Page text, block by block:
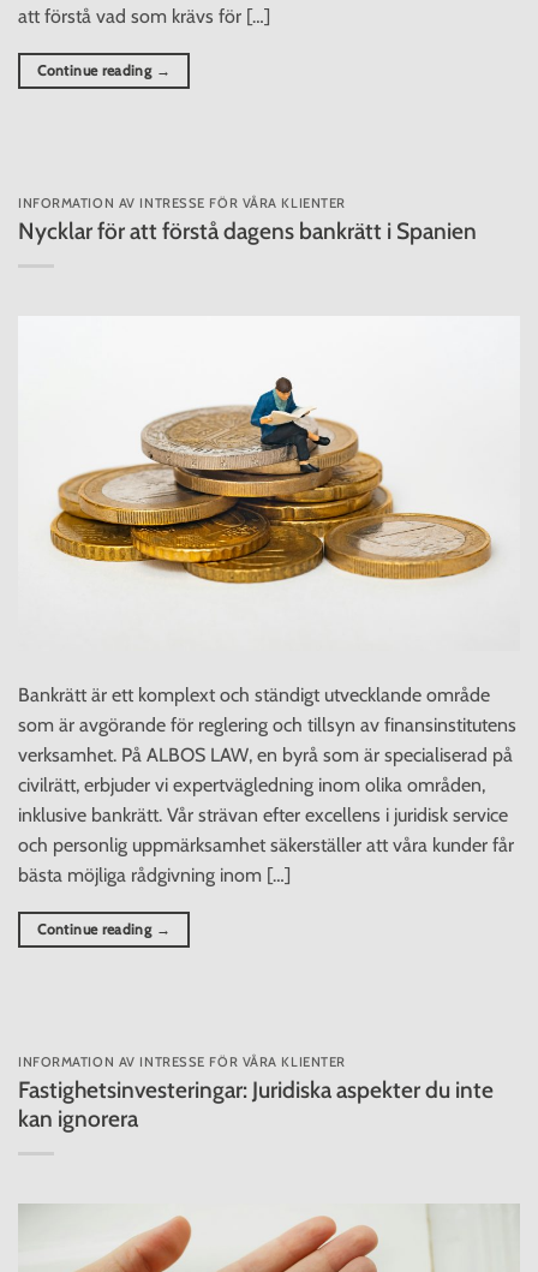
att förstå vad som krävs för […]
Continue reading →
INFORMATION AV INTRESSE FÖR VÅRA KLIENTER
Nycklar för att förstå dagens bankrätt i Spanien
Bankrätt är ett komplext och ständigt utvecklande område
som är avgörande för reglering och tillsyn av finansinstitutens
verksamhet. På ALBOS LAW, en byrå som är specialiserad på
civilrätt, erbjuder vi expertvägledning inom olika områden,
inklusive bankrätt. Vår strävan efter excellens i juridisk service
och personlig uppmärksamhet säkerställer att våra kunder får
bästa möjliga rådgivning inom […]
Continue reading →
INFORMATION AV INTRESSE FÖR VÅRA KLIENTER
Fastighetsinvesteringar: Juridiska aspekter du inte
kan ignorera